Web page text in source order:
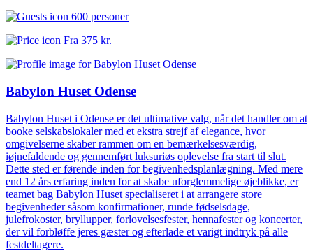
600 personer
Fra 375 kr.
Babylon Huset Odense
Babylon Huset i Odense er det ultimative valg, når det handler om at
booke selskabslokaler med et ekstra strejf af elegance, hvor
omgivelserne skaber rammen om en bemærkelsesværdig,
iøjnefaldende og gennemført luksuriøs oplevelse fra start til slut.
Dette sted er førende inden for begivenhedsplanlægning. Med mere
end 12 års erfaring inden for at skabe uforglemmelige øjeblikke, er
teamet bag Babylon Huset specialiseret i at arrangere store
begivenheder såsom konfirmationer, runde fødselsdage,
julefrokoster, bryllupper, forlovelsesfester, hennafester og koncerter,
der vil forbløffe jeres gæster og efterlade et varigt indtryk på alle
festdeltagere.